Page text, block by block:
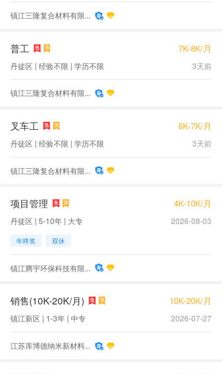
镇江三隆复合材料有限...
普工 7K-8K/月
丹徒区 | 经验不限 | 学历不限 3天前
镇江三隆复合材料有限...
叉车工 6K-7K/月
丹徒区 | 经验不限 | 学历不限 3天前
镇江三隆复合材料有限...
项目管理 4K-10K/月
丹徒区 | 5-10年 | 大专 2026-08-03
年终奖 双休
镇江腾宇环保科技有限...
销售(10K-20K/月) 10K-20K/月
镇江新区 | 1-3年 | 中专 2026-07-27
江苏库博德纳米新材料...